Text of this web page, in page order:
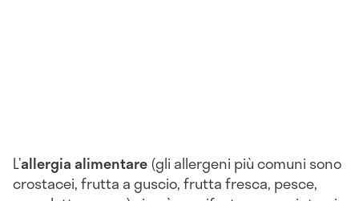
L’allergia alimentare(gli allergeni più comuni sono
crostacei, frutta a guscio, frutta fresca, pesce,